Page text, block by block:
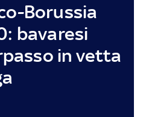
Borussia
bavaresi
in vetta